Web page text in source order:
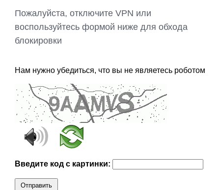
Пожалуйста, отключите VPN или
воспользуйтесь формой ниже для обхода
блокировки
Нам нужно убедиться, что вы не являетесь роботом
Введите код с картинки:
Отправить